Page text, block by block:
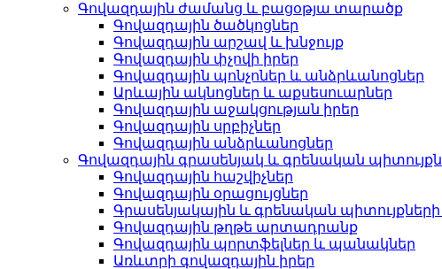
Գովազդային ժամանց և բացօթյա տարածք
Գովազդային ծածկոցներ
Գովազդային արշավ և խնջույք
Գովազդային փչովի իրեր
Գովազդային պոնչոներ և անձրևանոցներ
Արևային ակնոցներ և աքսեսուարներ
Գովազդային աջակցության իրեր
Գովազդային սրբիչներ
Գովազդային անձրևանոցներ
Գովազդային գրասենյակ և գրենական
Գովազդային հաշվիչներ
Գովազդային օրացույցներ
Գրասենյակային և գրենական
Գովազդային թղթե արտադրանք
Գովազդային պորտֆելներ և պանակներ
Առևտրի գովազդային իրեր